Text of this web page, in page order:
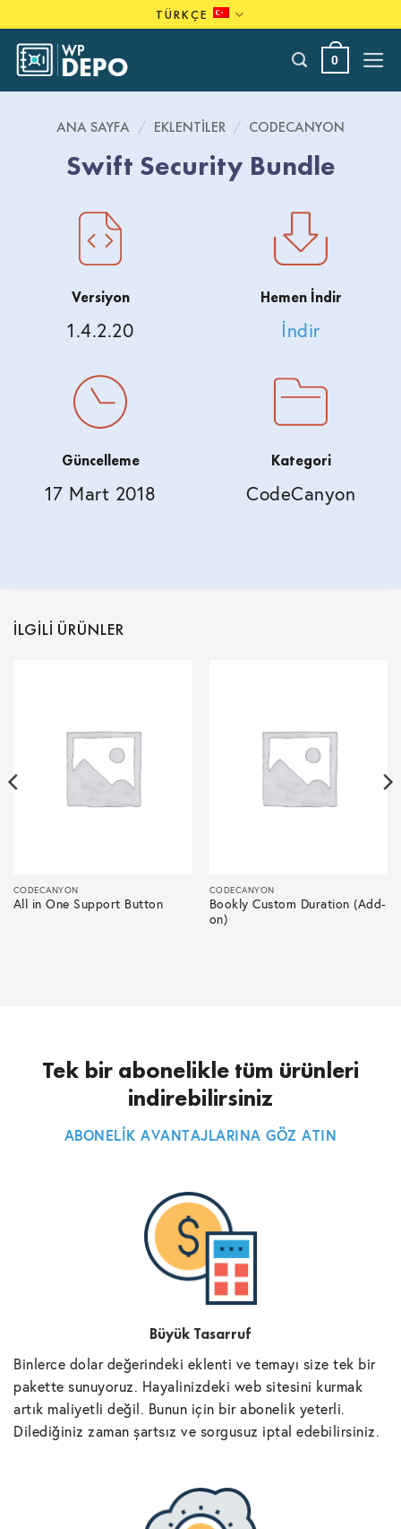
to
content
TÜRKÇE
0
ANA SAYFA / EKLENTILER / CODECANYON
Swift Security Bundle
Versiyon
1.4.2.20
Hemen İndir
İndir
Güncelleme
17 Mart 2018
Kategori
CodeCanyon
İLGILI ÜRÜNLER
CODECANYON
All in One Support Button
CODECANYON
Bookly Custom Duration (Add-
on)
Tek bir abonelikle tüm ürünleri
indirebilirsiniz
ABONELİK AVANTAJLARINA GÖZ ATIN
Büyük Tasarruf
Binlerce dolar değerindeki eklenti ve temayı size tek bir
pakette sunuyoruz. Hayalinizdeki web sitesini kurmak
artık maliyetli değil. Bunun için bir abonelik yeterli.
Dilediğiniz zaman şartsız ve sorgusuz iptal edebilirsiniz.